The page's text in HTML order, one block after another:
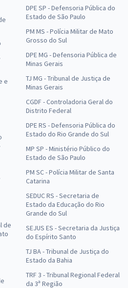
e
de
DPE SP - Defensoria Pública do
Estado de São Paulo
PM MS - Polícia Militar de Mato
Grosso do Sul
DPE MG - Defensoria Pública de
Minas Gerais
TJ MG - Tribunal de Justiça de
Minas Gerais
CGDF - Controladoria Geral do
Distrito Federal
DPE RS - Defensoria Pública do
Estado do Rio Grande do Sul
MP SP - Ministério Público do
Estado de São Paulo
PM SC - Polícia Militar de Santa
Catarina
SEDUC RS - Secretaria de
Estado da Educação do Rio
Grande do Sul
SEJUS ES - Secretaria da Justiça
do Espírito Santo
TJ BA - Tribunal de Justiça do
Estado da Bahia
TRF 3 - Tribunal Regional Federal
da 3ª Região